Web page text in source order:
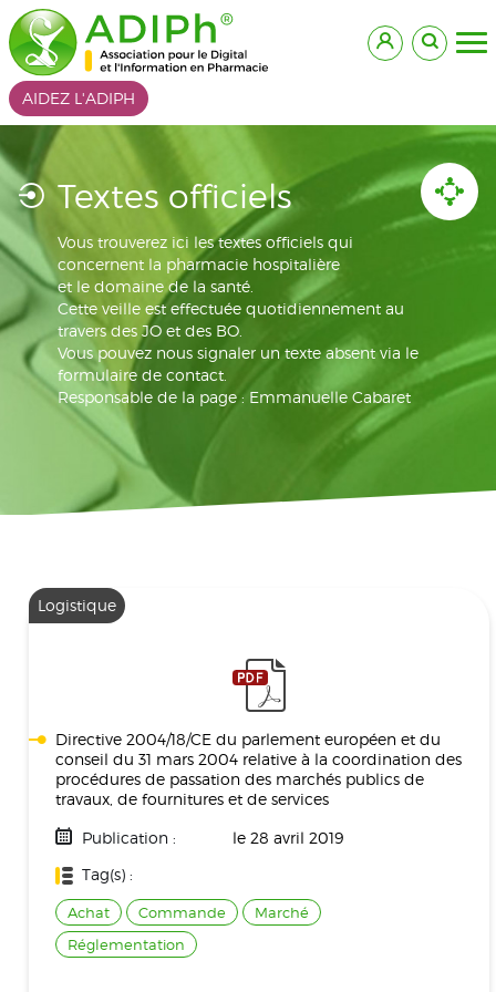
AIDEZ L'ADIPH
Textes officiels
Vous trouverez ici les textes officiels qui
concernent la pharmacie hospitalière
et le domaine de la santé.
Cette veille est effectuée quotidiennement au
travers des JO et des BO.
Vous pouvez nous signaler un texte absent via le
formulaire de contact.
Responsable de la page : Emmanuelle Cabaret
Logistique
Directive 2004/18/CE du parlement européen et du
conseil du 31 mars 2004 relative à la coordination des
procédures de passation des marchés publics de
travaux, de fournitures et de services
Publication :
le 28 avril 2019
Tag(s) :
Achat Commande
Marché
Réglementation